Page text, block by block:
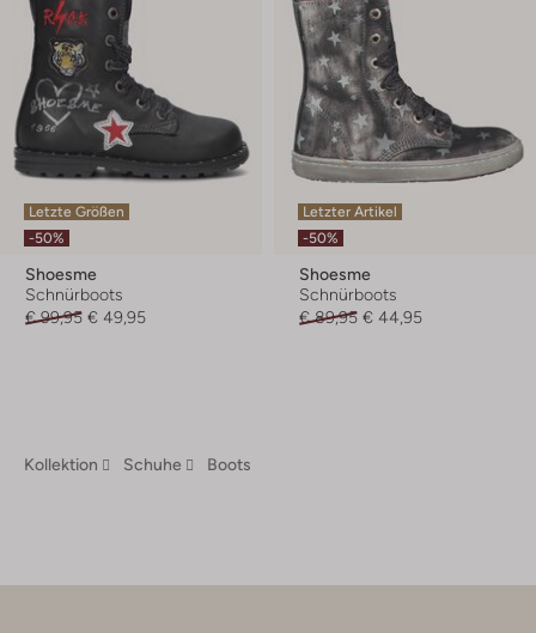
Letzte Größen
-50%
Shoesme
Schnürboots
€ 99,95 € 49,95
Letzter Artikel
-50%
Shoesme
Schnürboots
€ 89,95 € 44,95
Kollektion Schuhe Boots